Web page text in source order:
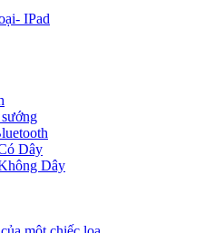
IPad
Dây
Dây